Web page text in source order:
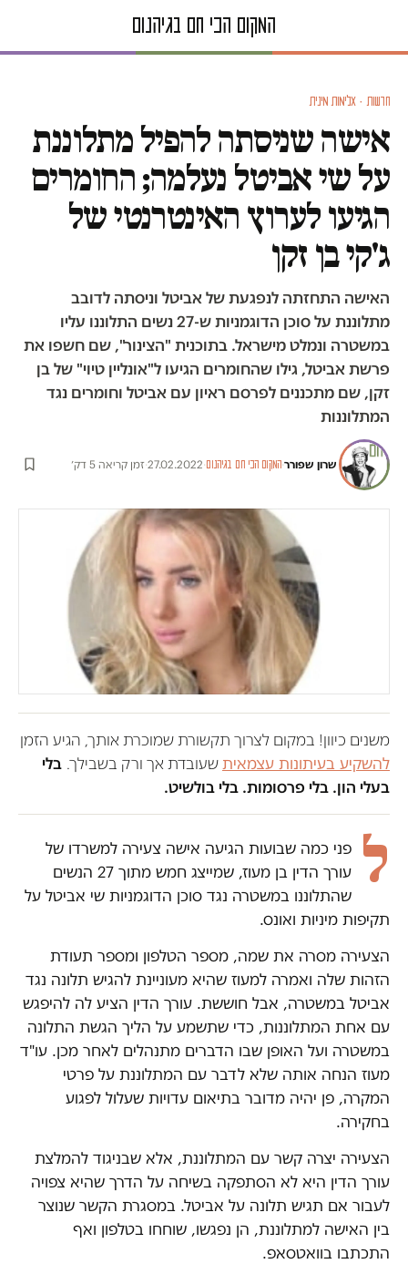
חדשות · אלימות מינית
אישה שניסתה להפיל מתלוננת
על שי אביטל נעלמה; החומרים
הגיעו לערוץ האינטרנטי של
ג'קי בן זקן
האישה התחזתה לנפגעת של אביטל וניסתה לדובב
מתלוננת על סוכן הדוגמניות ש-27 נשים התלוננו עליו
במשטרה ונמלט מישראל. בתוכנית "הצינור", שם חשפו את
פרשת אביטל, גילו שהחומרים הגיעו ל"אונליין טיוי" של בן
זקן, שם מתכננים לפרסם ראיון עם אביטל וחומרים נגד
המתלוננות
שרון שפורר·המקום הכי חם בגיהנום·
27.02.2022
·זמן קריאה 5 דק׳
משנים כיוון! במקום לצרוך תקשורת שמוכרת אותך, הגיע הזמן
להשקיע בעיתונות עצמאיתשעובדת אך ורק בשבילך. בלי
בעלי הון. בלי פרסומות. בלי בולשיט.
ל פני כמה שבועות הגיעה אישה צעירה למשרדו של
עורך הדין בן מעוז, שמייצג חמש מתוך 27 הנשים
שהתלוננו במשטרה נגד סוכן הדוגמניות שי אביטל על
תקיפות מיניות ואונס.
הצעירה מסרה את שמה, מספר הטלפון ומספר תעודת
הזהות שלה ואמרה למעוז שהיא מעוניינת להגיש תלונה נגד
אביטל במשטרה, אבל חוששת. עורך הדין הציע לה להיפגש
עם אחת המתלוננות, כדי שתשמע על הליך הגשת התלונה
במשטרה ועל האופן שבו הדברים מתנהלים לאחר מכן. עו"ד
מעוז הנחה אותה שלא לדבר עם המתלוננת על פרטי
המקרה, פן יהיה מדובר בתיאום עדויות שעלול לפגוע
בחקירה.
הצעירה יצרה קשר עם המתלוננת, אלא שבניגוד להמלצת
עורך הדין היא לא הסתפקה בשיחה על הדרך שהיא צפויה
לעבור אם תגיש תלונה על אביטל. במסגרת הקשר שנוצר
בין האישה למתלוננת, הן נפגשו, שוחחו בטלפון ואף
התכתבו בוואטסאפ.